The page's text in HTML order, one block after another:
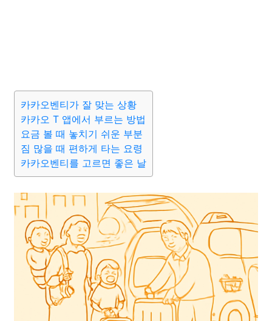
카카오벤티가 잘 맞는 상황
카카오 T 앱에서 부르는 방법
요금 볼 때 놓치기 쉬운 부분
짐 많을 때 편하게 타는 요령
카카오벤티를 고르면 좋은 날